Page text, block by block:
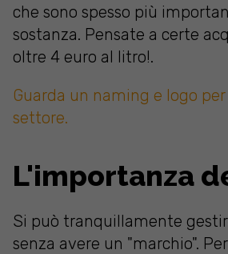
che sono spesso più
sostanza. Pensate a certe
oltre 4 euro al litro!.
Guarda un naming e logo
settore.
L'importanza
Si può tranquillamente
senza avere un "marchio".